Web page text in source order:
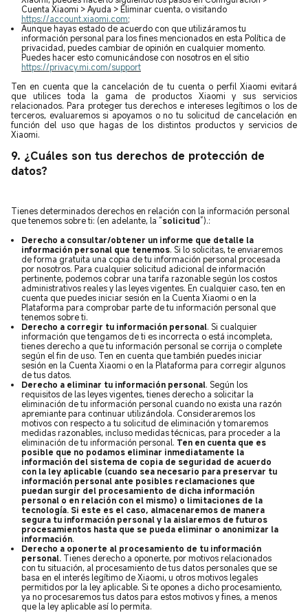
Cuenta Xiaomi > Ayuda > Eliminar cuenta, o visitando
https://account.xiaomi.com;
Aunque hayas estado de acuerdo con que utilizáramos tu
información personal para los fines mencionados en esta Política de
privacidad, puedes cambiar de opinión en cualquier momento.
Puedes hacer esto comunicándose con nosotros en el sitio
https://privacy.mi.com/support
Ten en cuenta que la cancelación de tu cuenta o perfil Xiaomi evitará
que utilices toda la gama de productos Xiaomi y sus servicios
relacionados. Para proteger tus derechos e intereses legítimos o los de
terceros, evaluaremos si apoyamos o no tu solicitud de cancelación en
función del uso que hagas de los distintos productos y servicios de
Xiaomi.
9. ¿Cuáles son tus derechos de protección de
datos?
Tienes determinados derechos en relación con la información personal
que tenemos sobre ti: (en adelante, la “solicitud”).:
Derecho a consultar/obtener un informe que detalle la
información personal que tenemos. Si lo solicitas, te enviaremos
de forma gratuita una copia de tu información personal procesada
por nosotros. Para cualquier solicitud adicional de información
pertinente, podemos cobrar una tarifa razonable según los costos
administrativos reales y las leyes vigentes. En cualquier caso, ten en
cuenta que puedes iniciar sesión en la Cuenta Xiaomi o en la
Plataforma para comprobar parte de tu información personal que
tenemos sobre ti.
Derecho a corregir tu información personal. Si cualquier
información que tengamos de ti es incorrecta o está incompleta,
tienes derecho a que tu información personal se corrija o complete
según el fin de uso. Ten en cuenta que también puedes iniciar
sesión en la Cuenta Xiaomi o en la Plataforma para corregir algunos
de tus datos.
Derecho a eliminar tu información personal. Según los
requisitos de las leyes vigentes, tienes derecho a solicitar la
eliminación de tu información personal cuando no exista una razón
apremiante para continuar utilizándola. Consideraremos los
motivos con respecto a tu solicitud de eliminación y tomaremos
medidas razonables, incluso medidas técnicas, para proceder a la
eliminación de tu información personal. Ten en cuenta que es
posible que no podamos eliminar inmediatamente la
información del sistema de copia de seguridad de acuerdo
con la ley aplicable (cuando sea necesario para preservar tu
información personal ante posibles reclamaciones que
puedan surgir del procesamiento de dicha información
personal o en relación con el mismo) o limitaciones de la
tecnología. Si este es el caso, almacenaremos de manera
segura tu información personal y la aislaremos de futuros
procesamientos hasta que se pueda eliminar o anonimizar la
información.
Derecho a oponerte al procesamiento de tu información
personal. Tienes derecho a oponerte, por motivos relacionados
con tu situación, al procesamiento de tus datos personales que se
basa en el interés legítimo de Xiaomi, u otros motivos legales
permitidos por la ley aplicable. Si te opones a dicho procesamiento,
ya no procesaremos tus datos para estos motivos y fines, a menos
que la ley aplicable así lo permita.